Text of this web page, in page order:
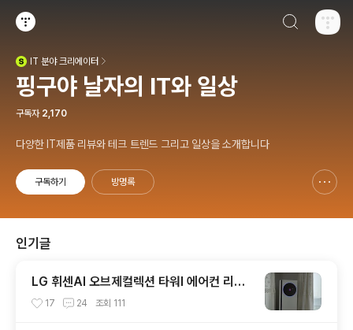
IT 분야 크리에이터
핑구야 날자의 IT와 일상
구독자 2,170
다양한 IT제품 리뷰와 테크 트렌드 그리고 일상을 소개합니다
구독하기 방명록
인기글
LG 휘센AI 오브제컬렉션 타워I 에어컨 리모
컨 없어도 편한 이유!! 7월 장마철 AI콜드프
17 24 조회 111